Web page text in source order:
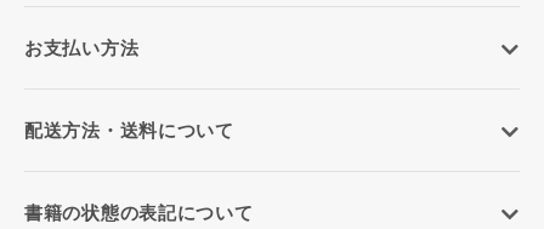
お支払い方法
配送方法・送料について
書籍の状態の表記について